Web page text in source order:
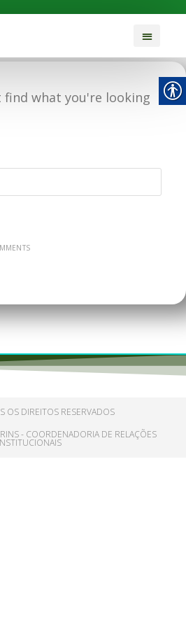
find what you're looking
DIREITOS RESERVADOS
- COORDENADORIA DE RELAÇÕES